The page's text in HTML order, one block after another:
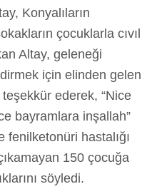
Konyalıların
çocuklarla cıvıl
Altay, geleneği
için elinden gelen
ederek, “Nice
bayramlara inşallah”
hastalığı
150 çocuğa
söyledi.